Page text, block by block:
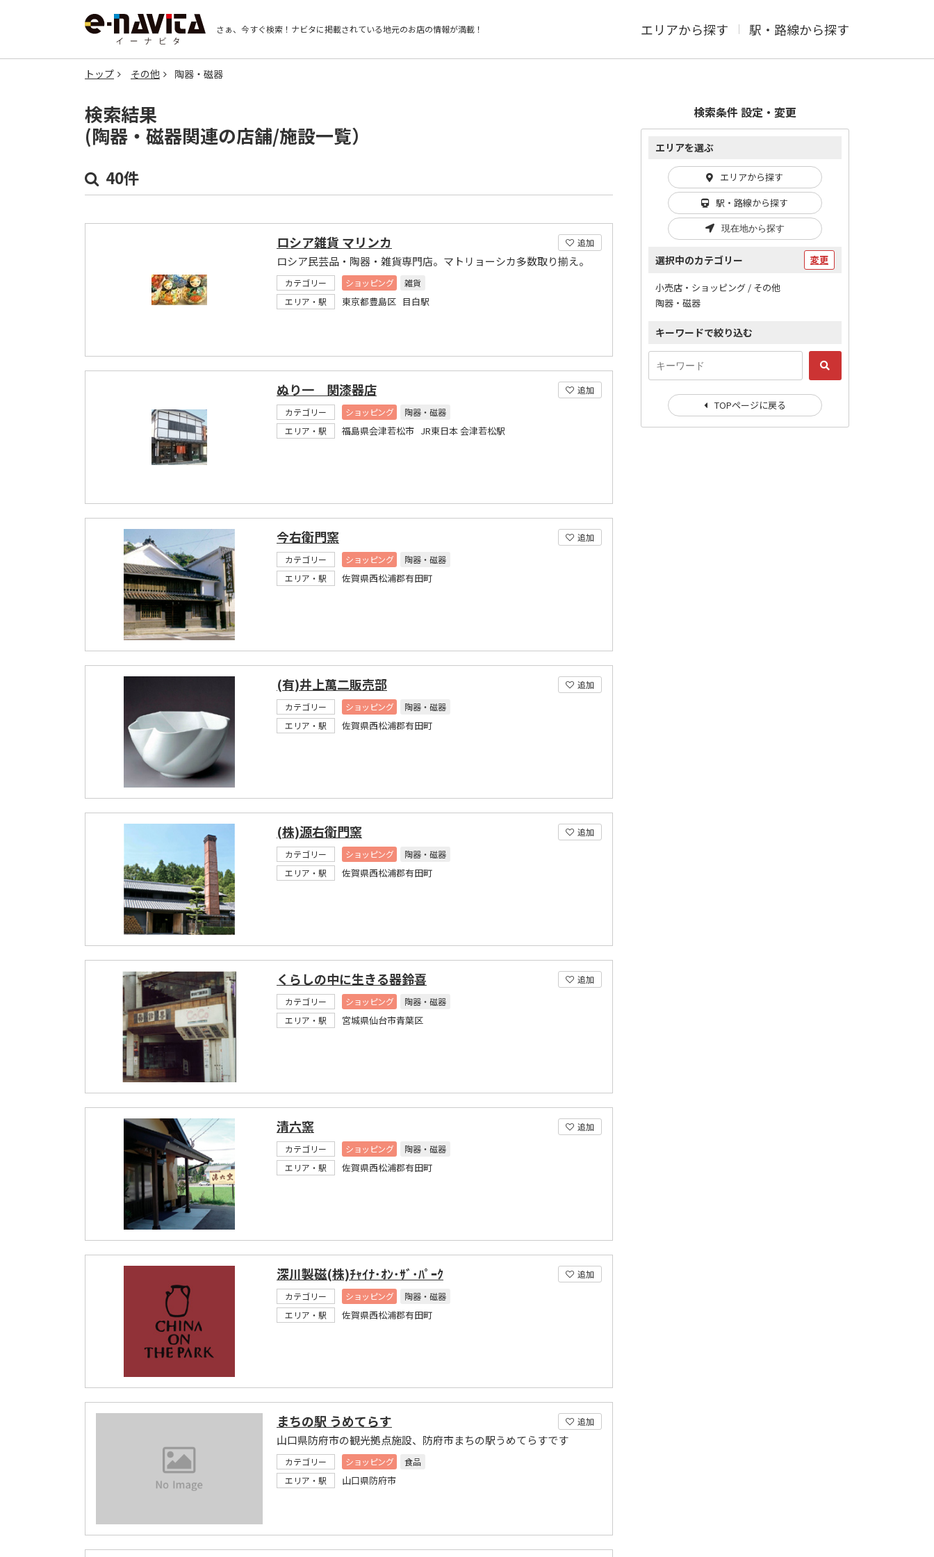
さぁ、今すぐ検索！ ナビタに掲載されている地元のお店の情報が満載！ エリアから探す 駅・路線から探す
トップ その他 陶器・磁器
検索結果
(陶器・磁器関連の店舗/施設一覧）
40件
追加
ロシア雑貨 マリンカ
ロシア民芸品・陶器・雑貨専門店。マトリョーシカ多数取り揃え。
カテゴリー ショッピング
雑貨
エリア・駅
東京都豊島区 目白駅
追加
ぬり一 関漆器店
カテゴリー ショッピング
陶器・磁器
エリア・駅
福島県会津若松市 JR東日本 会津若松駅
追加
今右衛門窯
カテゴリー ショッピング
陶器・磁器
エリア・駅
佐賀県西松浦郡有田町
追加
(有)井上萬二販売部
カテゴリー ショッピング
陶器・磁器
エリア・駅
佐賀県西松浦郡有田町
追加
(株)源右衛門窯
カテゴリー ショッピング
陶器・磁器
エリア・駅
佐賀県西松浦郡有田町
追加
くらしの中に生きる器鈴喜
カテゴリー ショッピング
陶器・磁器
エリア・駅
宮城県仙台市青葉区
追加
清六窯
カテゴリー ショッピング
陶器・磁器
エリア・駅
佐賀県西松浦郡有田町
追加
深川製磁(株)ﾁｬｲﾅ･ｵﾝ･ｻﾞ･ﾊﾟｰｸ
カテゴリー ショッピング
陶器・磁器
エリア・駅
佐賀県西松浦郡有田町
追加
まちの駅 うめてらす
山口県防府市の観光拠点施設、防府市まちの駅うめてらすです
カテゴリー ショッピング
食品
エリア・駅
山口県防府市
検索条件 設定・変更
エリアを選ぶ
エリアから探す
駅・路線から探す
現在地から探す
選択中のカテゴリー 変更
小売店・ショッピング / その他
陶器・磁器
キーワードで絞り込む
TOPページに戻る